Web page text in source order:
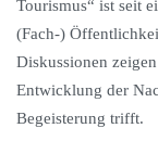
Tourismus“ ist seit
(Fach-)
Diskussionen
Entwicklung der
Begeisterung trifft.